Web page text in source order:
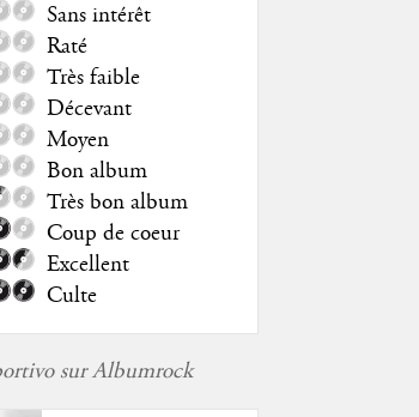
Sans intérêt
Raté
Très faible
Décevant
Moyen
Bon album
Très bon album
Coup de coeur
Excellent
Culte
sur Albumrock